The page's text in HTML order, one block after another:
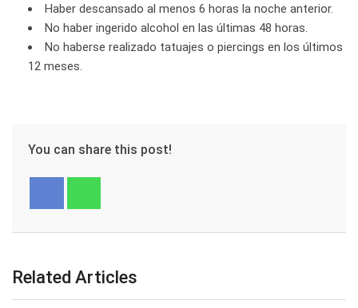
Haber descansado al menos 6 horas la noche anterior.
No haber ingerido alcohol en las últimas 48 horas.
No haberse realizado tatuajes o piercings en los últimos
12 meses.
You can share this post!
Related Articles